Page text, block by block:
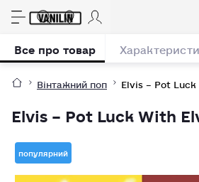
Вінтажний поп Elvis – Pot
Elvis – Pot Luck With
Все про товар
популярний